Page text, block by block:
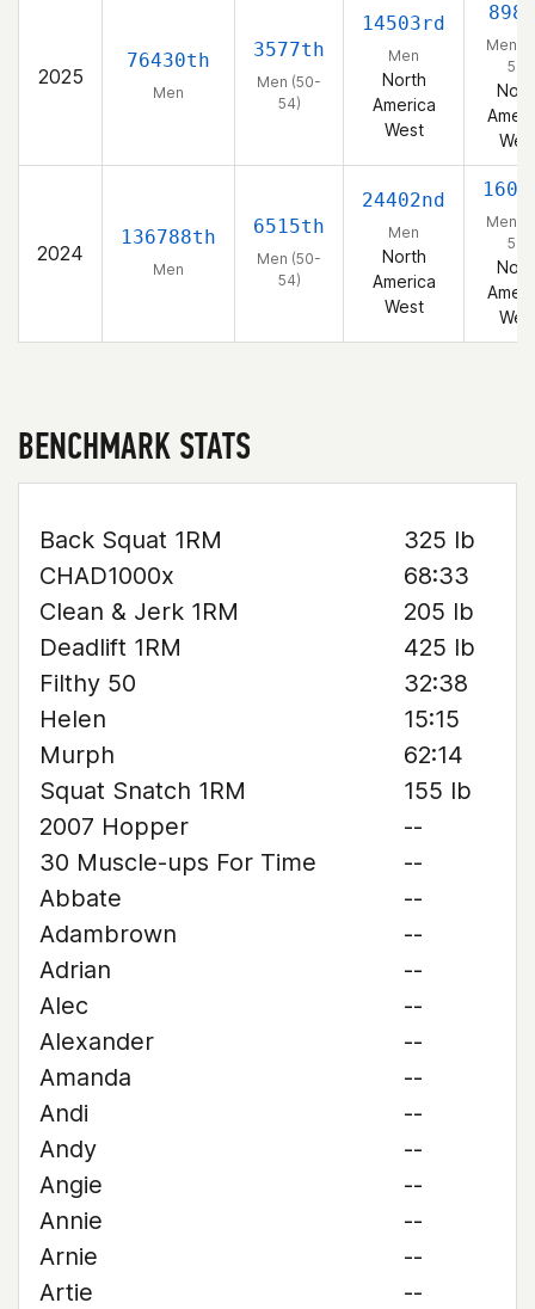
2025
76430th
Men
3577th
Men (50-
54)
14503rd
Men
North
America
West
Men
54)
2024
136788th
Men
6515th
Men (50-
54)
24402nd
Men
North
America
West
Men
54)
BENCHMARK STATS
Back Squat 1RM
325 lb
CHAD1000x
68:33
Clean & Jerk 1RM
205 lb
Deadlift 1RM
425 lb
Filthy 50
32:38
Helen
15:15
Murph
62:14
Squat Snatch 1RM
155 lb
2007 Hopper
--
30 Muscle-ups For Time
--
Abbate
--
Adambrown
--
Adrian
--
Alec
--
Alexander
--
Amanda
--
Andi
--
Andy
--
Angie
--
Annie
--
Arnie
--
Artie
--